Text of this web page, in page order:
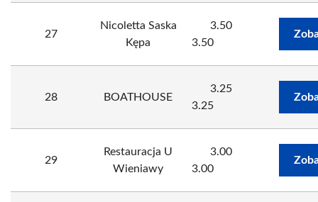
27
Nicoletta Saska
Kępa
3.50
3.50
28 BOATHOUSE
3.25
3.25
29
Restauracja U
Wieniawy
3.00
3.00